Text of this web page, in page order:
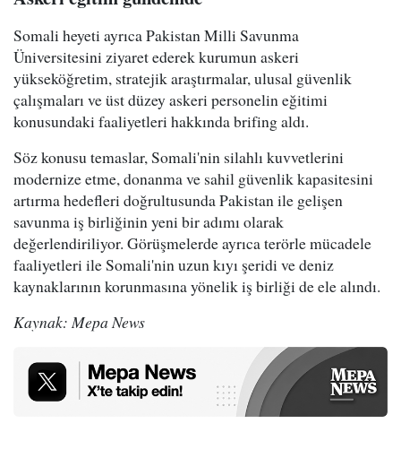
Somali heyeti ayrıca Pakistan Milli Savunma
Üniversitesini ziyaret ederek kurumun askeri
yükseköğretim, stratejik araştırmalar, ulusal güvenlik
çalışmaları ve üst düzey askeri personelin eğitimi
konusundaki faaliyetleri hakkında brifing aldı.
Söz konusu temaslar, Somali'nin silahlı kuvvetlerini
modernize etme, donanma ve sahil güvenlik kapasitesini
artırma hedefleri doğrultusunda Pakistan ile gelişen
savunma iş birliğinin yeni bir adımı olarak
değerlendiriliyor. Görüşmelerde ayrıca terörle mücadele
faaliyetleri ile Somali'nin uzun kıyı şeridi ve deniz
kaynaklarının korunmasına yönelik iş birliği de ele alındı.
Kaynak: Mepa News